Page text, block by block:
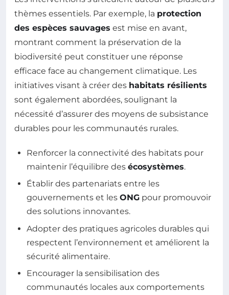
thèmes essentiels. Par exemple, la protection
des espèces sauvages est mise en avant,
montrant comment la préservation de la
biodiversité peut constituer une réponse
efficace face au changement climatique. Les
initiatives visant à créer des habitats résilients
sont également abordées, soulignant la
nécessité d’assurer des moyens de subsistance
durables pour les communautés rurales.
Renforcer la connectivité des habitats pour
maintenir l’équilibre des écosystèmes.
Établir des partenariats entre les
gouvernements et les ONG pour promouvoir
des solutions innovantes.
Adopter des pratiques agricoles durables qui
respectent l’environnement et améliorent la
sécurité alimentaire.
Encourager la sensibilisation des
communautés locales aux comportements